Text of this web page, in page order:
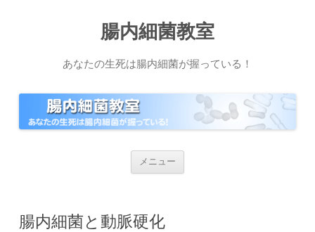
腸内細菌教室
あなたの生死は腸内細菌が握っている！
メニュー
腸内細菌と動脈硬化